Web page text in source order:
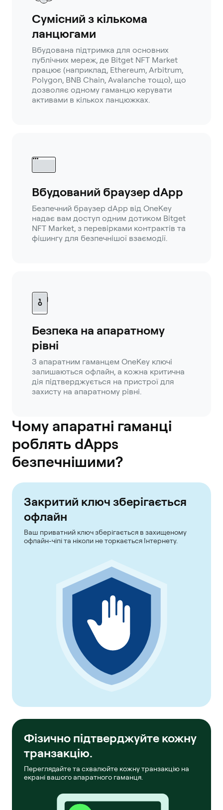
Сумісний з кількома
ланцюгами
Вбудована підтримка для основних
публічних мереж, де Bitget NFT Market
працює (наприклад, Ethereum, Arbitrum,
Polygon, BNB Chain, Avalanche тощо), що
дозволяє одному гаманцю керувати
активами в кількох ланцюжках.
Вбудований браузер dApp
Безпечний браузер dApp від OneKey
надає вам доступ одним дотиком Bitget
NFT Market, з перевірками контрактів та
фішингу для безпечнішої взаємодії.
Безпека на апаратному
рівні
З апаратним гаманцем OneKey ключі
залишаються офлайн, а кожна критична
дія підтверджується на пристрої для
захисту на апаратному рівні.
Чому апаратні гаманці
роблять dApps
безпечнішими?
Закритий ключ зберігається
офлайн
Ваш приватний ключ зберігається в захищеному
офлайн-чіпі та ніколи не торкається Інтернету.
Фізично підтверджуйте кожну
транзакцію.
Переглядайте та схвалюйте кожну транзакцію на
екрані вашого апаратного гаманця.